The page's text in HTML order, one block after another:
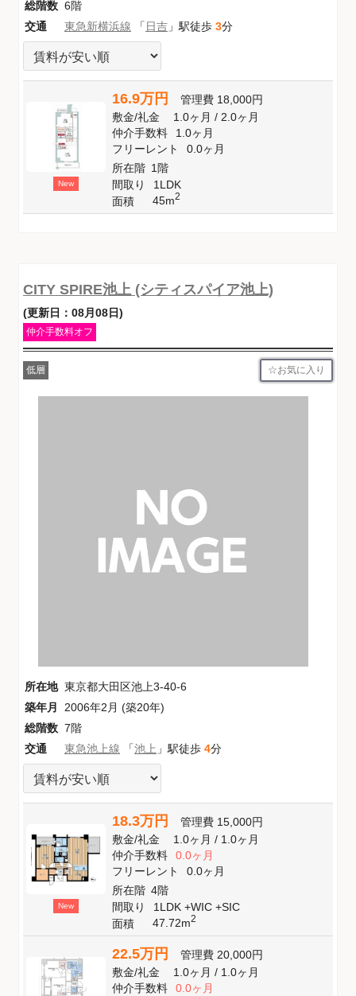
総階数 6階
交通
東急新横浜線 「日吉 」駅徒歩 3分
New
16.9万円 管理費 18,000円
敷金/礼金 1.0ヶ月/ 2.0ヶ月
仲介手数料
1.0ヶ月
フリーレント
0.0ヶ月
所在階 1階
間取り
1LDK
面積
45m2
CITY SPIRE池上 (シティスパイア池上)
(更新日：08月08日)
仲介手数料オフ
低層 お気に入り
所在地 東京都大田区池上3-40-6
築年月
2006年2月 (築20年)
総階数 7階
交通
東急池上線 「池上 」駅徒歩 4分
New
18.3万円 管理費 15,000円
敷金/礼金 1.0ヶ月/ 1.0ヶ月
仲介手数料
0.0ヶ月
フリーレント
0.0ヶ月
所在階 4階
間取り
1LDK +WIC +SIC
面積
47.72m2
22.5万円 管理費 20,000円
敷金/礼金 1.0ヶ月/ 1.0ヶ月
仲介手数料
0.0ヶ月